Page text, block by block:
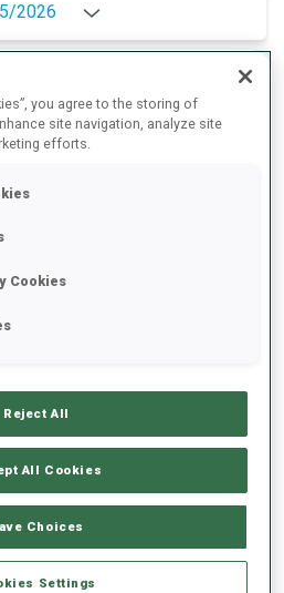
2026
SKI
you agree to the storing of
site navigation, analyze site
efforts.
Cookies
Reject All
All Cookies
Choices
Settings